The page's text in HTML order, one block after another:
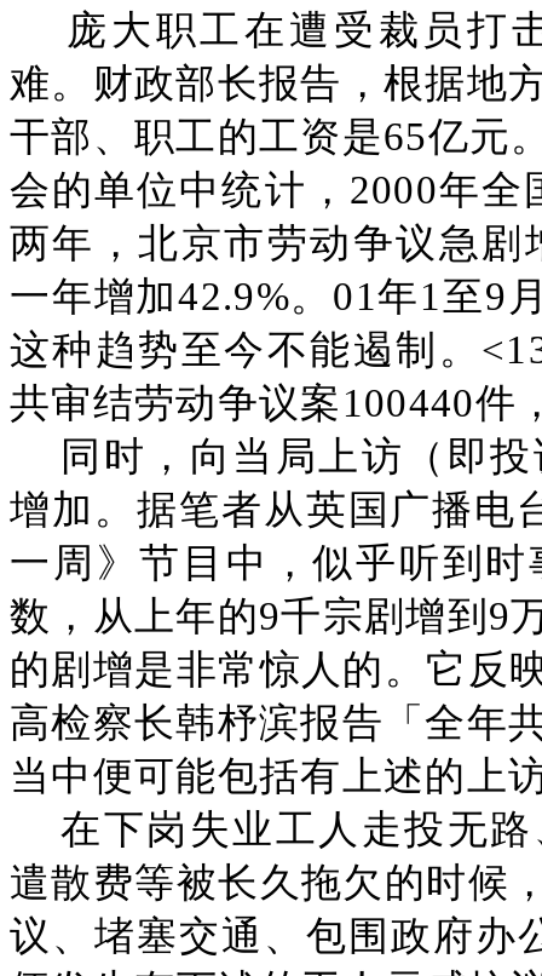
庞大职工在遭受裁员打
难。财政部长报告，根据地
干部、职工的工资是65亿元
会的单位中统计，2000年
两年，北京市劳动争议急剧
一年增加42.9%。01年1至9
这种趋势至今不能遏制。
共审结劳动争议案100440件
同时，向当局上访（即
增加。据笔者从英国广播电
一周》节目中，似乎听到
数，从上年的9千宗剧增到9
的剧增是非常惊人的。它反
高检察长韩杼滨报告「全年
当中便可能包括有上述的上
在下岗失业工人走投无
遣散费等被长久拖欠的时候
议、堵塞交通、包围政府办